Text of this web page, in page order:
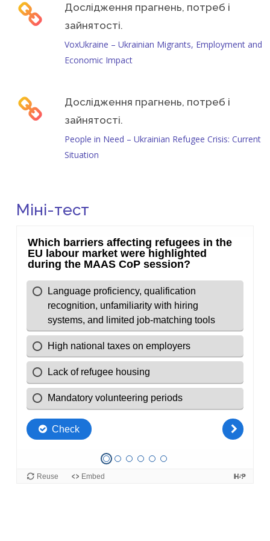
Дослідження прагнень, потреб і
зайнятості.
VoxUkraine – Ukrainian Migrants, Employment and
Economic Impact
Дослідження прагнень, потреб і
зайнятості.
People in Need – Ukrainian Refugee Crisis: Current
Situation
Міні-тест